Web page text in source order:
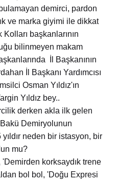
demirci, pardon
ve marka giyimi ile dikkat
başkanlarının
bilinmeyen makam
İl Başkanının
İl Başkanı Yardımcısı
Osman Yıldız'ın
Yıldız bey..
derken akla ilk gelen
Demiryolunun
neden bir istasyon, bir
mu?
korksaydık trene
bol bol, 'Doğu Expresi